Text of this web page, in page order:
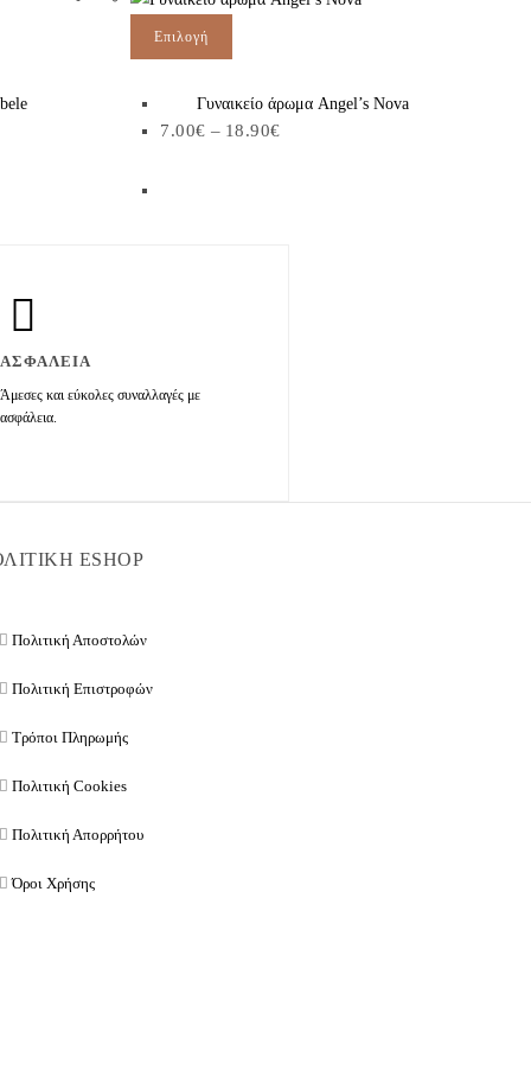
Επιλογή
Γυναικείο άρωμα Angel’s Nova
7.00€ – 18.90€
ΑΣΦΑΛΕΙΑ
Άμεσες και εύκολες συναλλαγές με
ασφάλεια.
ESHOP
Πολιτική Αποστολών
Πολιτική Επιστροφών
Τρόποι Πληρωμής
Πολιτική Cookies
Πολιτική Απορρήτου
Όροι Χρήσης